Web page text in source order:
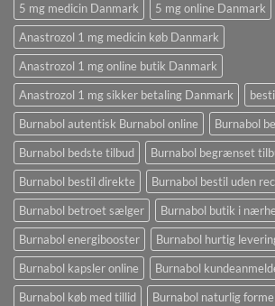
5 mg medicin Danmark
5 mg online Danmark
Anastrozol 1 mg medicin køb Danmark
Anastrozol 1 mg online butik Danmark
Anastrozol 1 mg sikker betaling Danmark
Burnabol autentisk Burnabol online
Burnabol
Burnabol bedste tilbud
Burnabol begrænset
Burnabol bestil direkte
Burnabol bestil uden
Burnabol betroet sælger
Burnabol butik i
Burnabol energibooster
Burnabol hurtig
Burnabol kapsler online
Burnabol
Burnabol køb med tillid
Burnabol naturlig formel